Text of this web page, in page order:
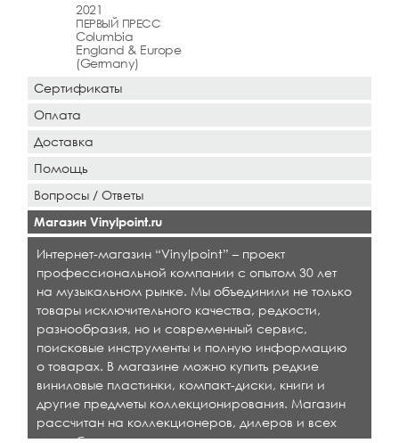
2021
ПЕРВЫЙ ПРЕСС
Columbia
England & Europe
(Germany)
Сертификаты
Оплата
Доставка
Помощь
Вопросы / Ответы
Магазин Vinylpoint.ru
Интернет-магазин “Vinylpoint” – проект
профессиональной компании с опытом 30 лет
на музыкальном рынке. Мы объединили не только
товары исключительного качества, редкости,
разнообразия, но и современный сервис,
поисковые инструменты и полную информацию
о товарах. В магазине можно купить редкие
виниловые пластинки, компакт-диски, книги и
другие предметы коллекционирования. Магазин
рассчитан на коллекционеров, дилеров и всех